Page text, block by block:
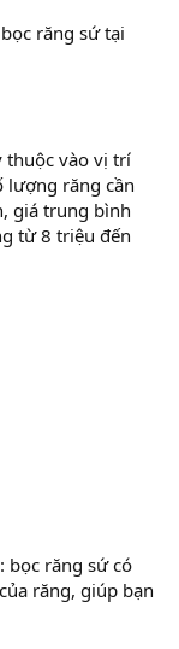
răng sứ tại
thuộc vào vị trí
lượng răng cần
giá trung bình
từ 8 triệu đến
bọc răng sứ có
răng, giúp bạn